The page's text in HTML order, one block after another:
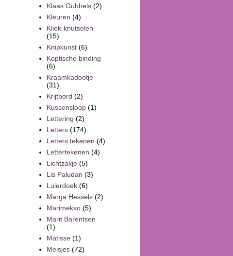
Klaas Gubbels (2)
Kleuren (4)
Kliek-knutselen
(15)
Knipkunst (6)
Koptische binding
(6)
Kraamkadootje
(31)
Krijtbord (2)
Kussensloop (1)
Lettering (2)
Letters (174)
Letters tekenen (4)
Lettertekenen (4)
Lichtzakje (5)
Lis Paludan (3)
Luierdoek (6)
Marga Hessels (2)
Marimekko (5)
Marit Barentsen
(1)
Matisse (1)
Meisjes (72)